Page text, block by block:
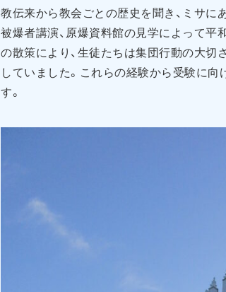
教伝来から教会ごとの歴史を聞き、ミサに
被爆者講演、原爆資料館の見学によって平
の散策により、生徒たちは集団行動の大切
していました。これらの経験から受験に向
す。